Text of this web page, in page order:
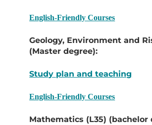
English-Friendly Courses
Geology, Environment and
(Master degree):
Study plan and teaching
English-Friendly Courses
Mathematics (L35) (bachelor